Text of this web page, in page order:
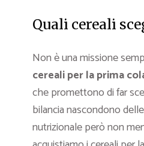
Quali cereali
Non è una missione
cereali per la prima
che promettono di far
bilancia nascondono
nutrizionale però non